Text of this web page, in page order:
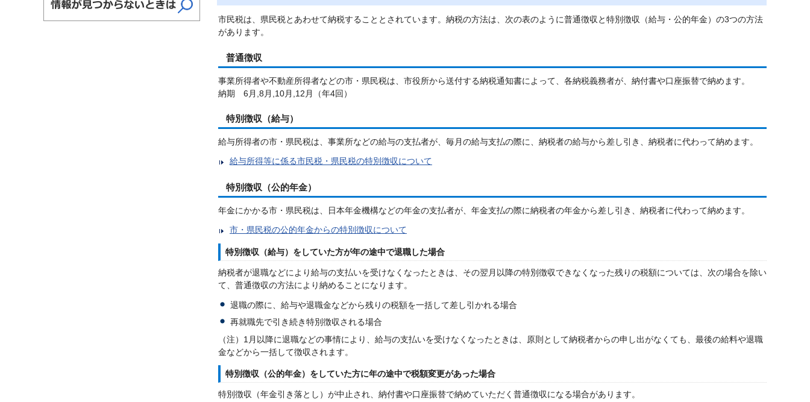
市民税は、県民税とあわせて納税することとされています。納税の方法は、次の表のように普通徴収と特別徴収（給与・公的年金）の3つの方法
があります。
普通徴収
事業所得者や不動産所得者などの市・県民税は、市役所から送付する納税通知書によって、各納税義務者が、納付書や口座振替で納めます。
納期 6月,8月,10月,12月（年4回）
特別徴収（給与）
給与所得者の市・県民税は、事業所などの給与の支払者が、毎月の給与支払の際に、納税者の給与から差し引き、納税者に代わって納めます。
給与所得等に係る市民税・県民税の特別徴収について
特別徴収（公的年金）
年金にかかる市・県民税は、日本年金機構などの年金の支払者が、年金支払の際に納税者の年金から差し引き、納税者に代わって納めます。
市・県民税の公的年金からの特別徴収について
特別徴収（給与）をしていた方が年の途中で退職した場合
納税者が退職などにより給与の支払いを受けなくなったときは、その翌月以降の特別徴収できなくなった残りの税額については、次の場合を除い
て、普通徴収の方法により納めることになります。
退職の際に、給与や退職金などから残りの税額を一括して差し引かれる場合
再就職先で引き続き特別徴収される場合
（注）1月以降に退職などの事情により、給与の支払いを受けなくなったときは、原則として納税者からの申し出がなくても、最後の給料や退職
金などから一括して徴収されます。
特別徴収（公的年金）をしていた方に年の途中で税額変更があった場合
特別徴収（年金引き落とし）が中止され、納付書や口座振替で納めていただく普通徴収になる場合があります。